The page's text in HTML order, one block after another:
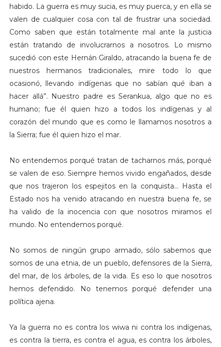
habido. La guerra es muy sucia, es muy puerca, y en ella se
valen de cualquier cosa con tal de frustrar una sociedad.
Como saben que están totalmente mal ante la justicia
están tratando de involucrarnos a nosotros. Lo mismo
sucedió con este Hernán Giraldo, atracando la buena fe de
nuestros hermanos tradicionales, mire todo lo que
ocasionó, llevando indígenas que no sabían qué iban a
hacer allá”. Nuestro padre es Serankua, algo que no es
humano; fue él quien hizo a todos los indígenas y al
corazón del mundo que es como le llamamos nosotros a
la Sierra; fue él quien hizo el mar.
No entendemos porqué tratan de tacharnos más, porqué
se valen de eso. Siempre hemos vivido engañados, desde
que nos trajeron los espejitos en la conquista… Hasta el
Estado nos ha venido atracando en nuestra buena fe, se
ha valido de la inocencia con que nosotros miramos el
mundo. No entendemos porqué.
No somos de ningún grupo armado, sólo sabemos que
somos de una etnia, de un pueblo, defensores de la Sierra,
del mar, de los árboles, de la vida. Es eso lo que nosotros
hemos defendido. No tenemos porqué defender una
política ajena.
Ya la guerra no es contra los wiwa ni contra los indígenas,
es contra la tierra, es contra el agua, es contra los árboles,